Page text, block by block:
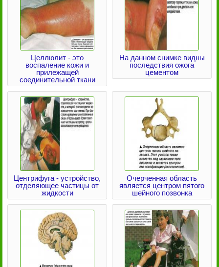
Целлюлит - это
воспаление кожи и
прилежащей
соединительной ткани
На данном снимке видны
последствия ожога
цементом
Центрифуга - устройство,
отделяющее частицы от
жидкости
Очерченная область
является центром пятого
шейного позвонка